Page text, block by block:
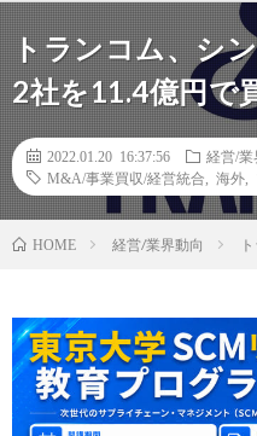
トランコム、シ
2社を11.4億円で
2022.01.20 16:37:56
経営/業
M&A/事業買収/経営統合
海外
HOME 経営/業界動向